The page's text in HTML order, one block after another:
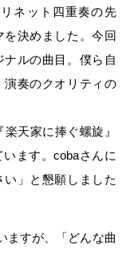
ネット四重奏の先
決めました。今回
ルの曲目。僕ら自
演奏のクオリティの
天家に捧ぐ螺旋』
ます。cobaさんに
」と懇願しました
ますが、「どんな曲